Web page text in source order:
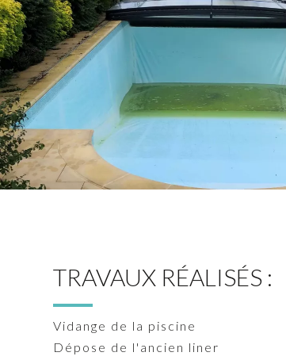
TRAVAUX RÉALISÉS :
Vidange de la piscine
Dépose de l'ancien liner